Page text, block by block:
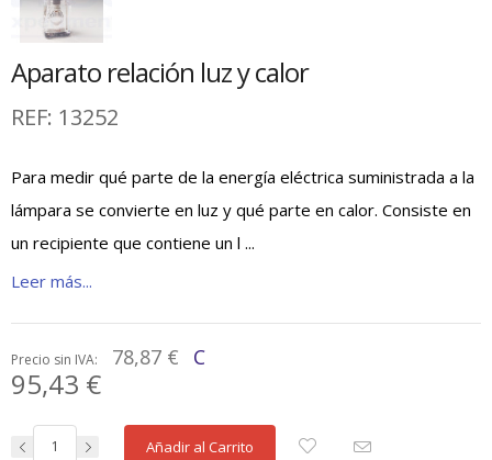
Aparato relación luz y calor
REF: 13252
Para medir qué parte de la energía eléctrica suministrada a la
lámpara se convierte en luz y qué parte en calor. Consiste en
un recipiente que contiene un l ...
Leer más...
Precio sin IVA: 78,87 € C
95,43 €
Añadir al Carrito